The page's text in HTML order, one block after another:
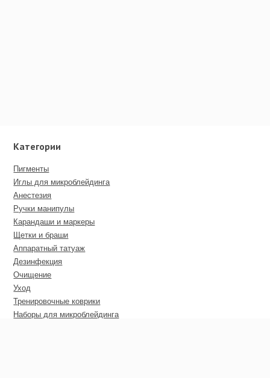
Категории
Пигменты
Иглы для микроблейдинга
Анестезия
Ручки манипулы
Карандаши и маркеры
Щетки и браши
Аппаратный татуаж
Дезинфекция
Очищение
Уход
Тренировочные коврики
Наборы для микроблейдинга